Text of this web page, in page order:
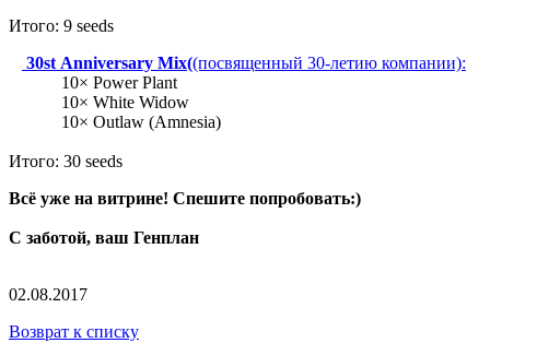
Итого: 9 seeds
30st Anniversary Mix((посвященный 30-летию компании):
10× Power Plant
10× White Widow
10× Outlaw (Amnesia)
Итого: 30 seeds
Всё уже на витрине! Спешите попробовать:)
С заботой, ваш Генплан
02.08.2017
Возврат к списку